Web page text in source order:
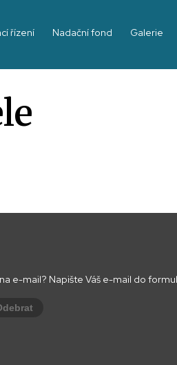
řízení Nadační fond Galerie
e-mail? Napište Váš e-mail do